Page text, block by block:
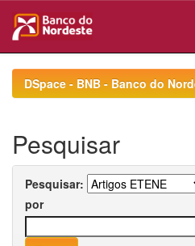
navigationDSpace - BNB - Banco do
Pesquisar
Pesquisar:
por